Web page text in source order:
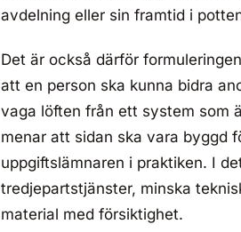
avdelning eller sin framtid i
Det är också därför
att en person ska kunna bidra
vaga löften från ett system som
menar att sidan ska vara byggd
uppgiftslämnaren i praktiken. I
tredjepartstjänster, minska
material med försiktighet.